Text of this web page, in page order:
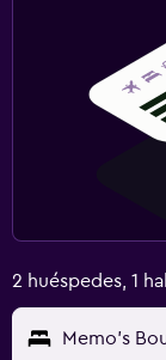
2 huéspedes, 1
Memo's